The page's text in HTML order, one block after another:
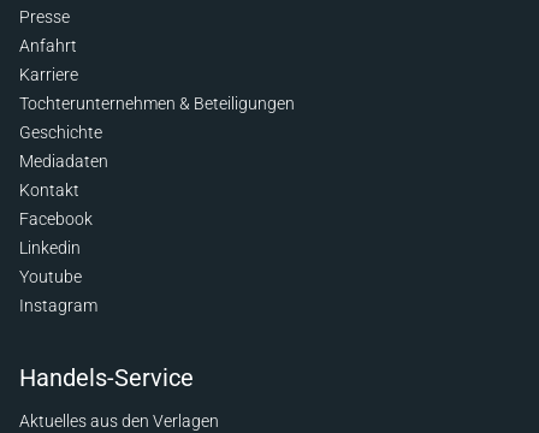
Presse
Anfahrt
Karriere
Tochterunternehmen & Beteiligungen
Geschichte
Mediadaten
Kontakt
Facebook
Linkedin
Youtube
Instagram
Handels-Service
Aktuelles aus den Verlagen